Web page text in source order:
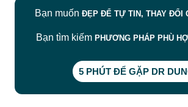
Bạn muốn ĐẸP ĐỂ TỰ TIN, THAY ĐỔI
Bạn tìm kiếm PHƯƠNG PHÁP PHÙ
5 PHÚT ĐỂ GẶP DR